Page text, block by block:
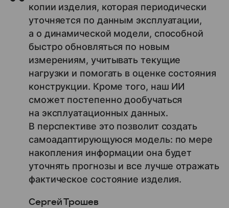
копии изделия, которая периодически
уточняется по данным эксплуатации,
а о динамической модели, способной
быстро обновляться по новым
измерениям, учитывать текущие
нагрузки и помогать в оценке состояния
конструкции. Кроме того, наш ИИ
сможет постепенно дообучаться
на эксплуатационных данных.
В перспективе это позволит создать
самоадаптирующуюся модель: по мере
накопления информации она будет
уточнять прогнозы и все лучше отражать
фактическое состояние изделия.
Сергей Трошев